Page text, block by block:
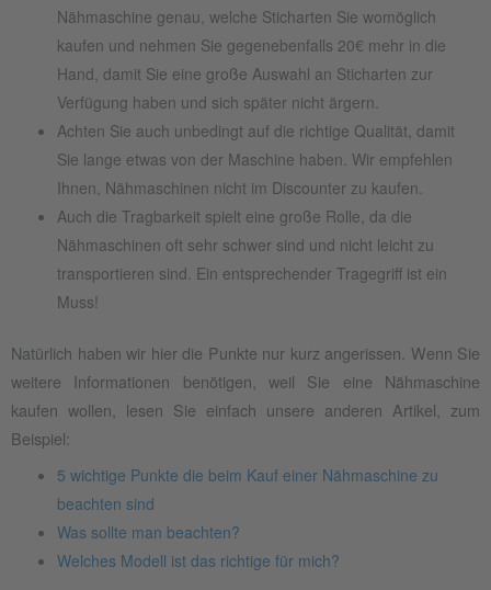
Nähmaschine genau, welche Sticharten Sie womöglich
kaufen und nehmen Sie gegenebenfalls 20€ mehr in die
Hand, damit Sie eine große Auswahl an Sticharten zur
Verfügung haben und sich später nicht ärgern.
Achten Sie auch unbedingt auf die richtige Qualität, damit
Sie lange etwas von der Maschine haben. Wir empfehlen
Ihnen, Nähmaschinen nicht im Discounter zu kaufen.
Auch die Tragbarkeit spielt eine große Rolle, da die
Nähmaschinen oft sehr schwer sind und nicht leicht zu
transportieren sind. Ein entsprechender Tragegriff ist ein
Muss!
Natürlich haben wir hier die Punkte nur kurz angerissen. Wenn Sie
weitere Informationen benötigen, weil Sie eine Nähmaschine
kaufen wollen, lesen Sie einfach unsere anderen Artikel, zum
Beispiel:
5 wichtige Punkte die beim Kauf einer Nähmaschine zu
beachten sind
Was sollte man beachten?
Welches Modell ist das richtige für mich?